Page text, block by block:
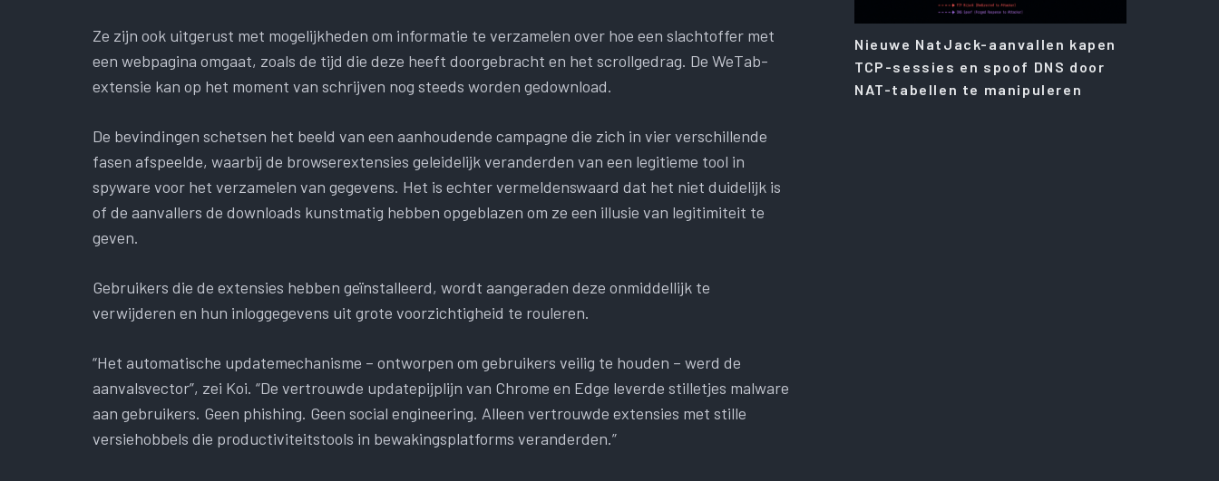
Ze zijn ook uitgerust met mogelijkheden om informatie te verzamelen over hoe een slachtoffer met
een webpagina omgaat, zoals de tijd die deze heeft doorgebracht en het scrollgedrag. De WeTab-
extensie kan op het moment van schrijven nog steeds worden gedownload.
De bevindingen schetsen het beeld van een aanhoudende campagne die zich in vier verschillende
fasen afspeelde, waarbij de browserextensies geleidelijk veranderden van een legitieme tool in
spyware voor het verzamelen van gegevens. Het is echter vermeldenswaard dat het niet duidelijk is
of de aanvallers de downloads kunstmatig hebben opgeblazen om ze een illusie van legitimiteit te
geven.
Gebruikers die de extensies hebben geïnstalleerd, wordt aangeraden deze onmiddellijk te
verwijderen en hun inloggegevens uit grote voorzichtigheid te rouleren.
“Het automatische updatemechanisme – ontworpen om gebruikers veilig te houden – werd de
aanvalsvector”, zei Koi. “De vertrouwde updatepijplijn van Chrome en Edge leverde stilletjes malware
aan gebruikers. Geen phishing. Geen social engineering. Alleen vertrouwde extensies met stille
versiehobbels die productiviteitstools in bewakingsplatforms veranderden.”
Nieuwe NatJack-aanvallen kapen
TCP-sessies en spoof DNS door
NAT-tabellen te manipuleren